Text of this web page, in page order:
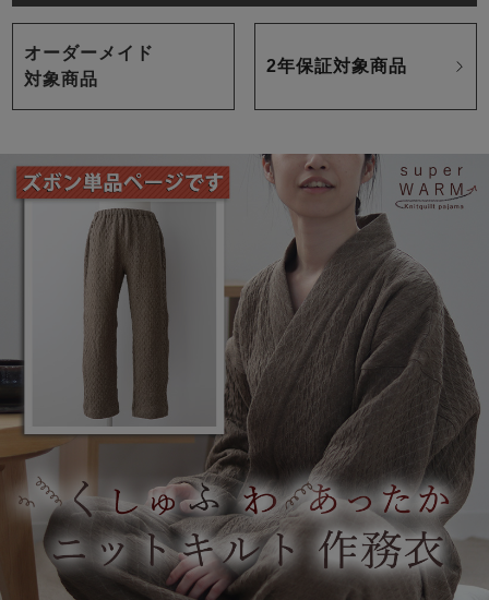
オーダーメイド
対象商品
2年保証対象商品